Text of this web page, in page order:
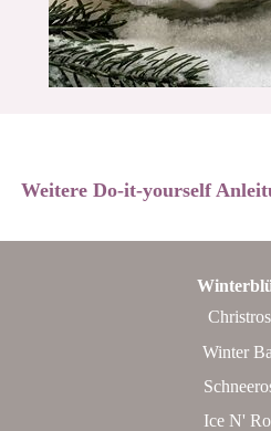
Weitere Do-it-yourself
Winter
Ice N'